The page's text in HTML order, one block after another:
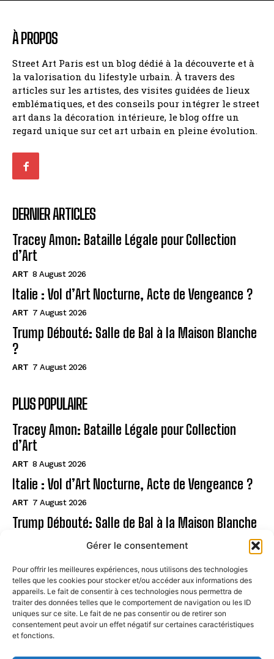
Gérer le consentement
Pour offrir les meilleures expériences, nous utilisons des technologies
telles que les cookies pour stocker et/ou accéder aux informations des
appareils. Le fait de consentir à ces technologies nous permettra de
traiter des données telles que le comportement de navigation ou les ID
uniques sur ce site. Le fait de ne pas consentir ou de retirer son
consentement peut avoir un effet négatif sur certaines caractéristiques
et fonctions.
À PROPOS
Street Art Paris est un blog dédié à la découverte et à
la valorisation du lifestyle urbain. À travers des
articles sur les artistes, des visites guidées de lieux
emblématiques, et des conseils pour intégrer le street
art dans la décoration intérieure, le blog offre un
regard unique sur cet art urbain en pleine évolution.
DERNIER ARTICLES
Tracey Amon: Bataille Légale pour Collection
d’Art
ART 8 August 2026
Italie : Vol d’Art Nocturne, Acte de Vengeance ?
ART 7 August 2026
Trump Débouté: Salle de Bal à la Maison Blanche
?
ART 7 August 2026
PLUS POPULAIRE
Tracey Amon: Bataille Légale pour Collection
d’Art
ART 8 August 2026
Italie : Vol d’Art Nocturne, Acte de Vengeance ?
ART 7 August 2026
Trump Débouté: Salle de Bal à la Maison Blanche
Page
CONTACT
MENTIONS LÉGALES